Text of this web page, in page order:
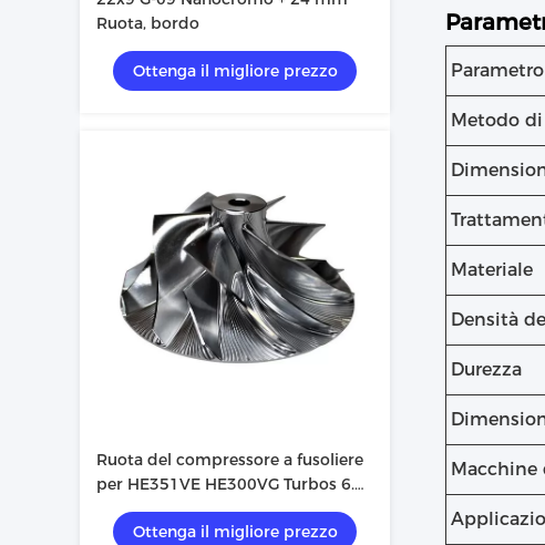
Ruota, bordo
Ottenga il migliore prezzo
Ruota del compressore a fusoliere
per HE351VE HE300VG Turbos 6.7l
Cummins
Ottenga il migliore prezzo
Metodo
Materiale
Densità
Durezza
Macchine